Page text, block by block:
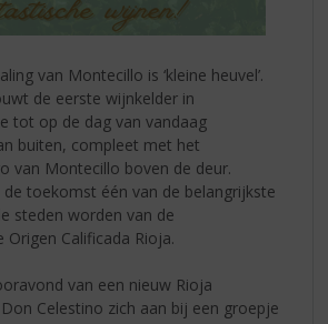
van Montecillo is ‘kleine heuvel’.
de eerste wijnkelder in
tot op de dag van vandaag
buiten, compleet met het
van Montecillo boven de deur.
de toekomst één van de belangrijkste
steden worden van de
Origen Calificada Rioja.
van een nieuw Rioja
Celestino zich aan bij een groepje